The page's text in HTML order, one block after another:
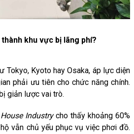
khu vực bị lãng phí?
Tokyo, Kyoto hay Osaka, áp lực diện
phải ưu tiên cho chức năng chính.
giản lược vai trò.
Industrycho thấy khoảng 60%
vẫn chủ yếu phục vụ việc phơi đồ.